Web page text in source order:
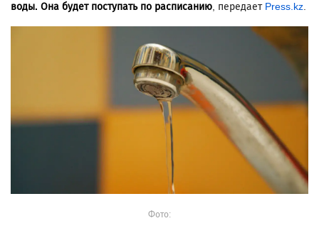
воды. Она будет поступать по расписанию, передает Press.kz.
Фото: